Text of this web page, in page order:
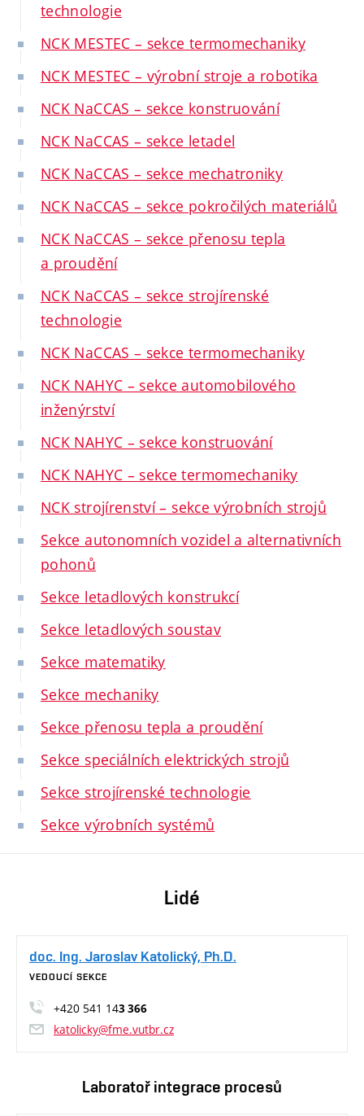
technologie
NCK MESTEC – sekce termomechaniky
NCK MESTEC – výrobní stroje a robotika
NCK NaCCAS – sekce konstruování
NCK NaCCAS – sekce letadel
NCK NaCCAS – sekce mechatroniky
NCK NaCCAS – sekce pokročilých materiálů
NCK NaCCAS – sekce přenosu tepla
a proudění
NCK NaCCAS – sekce strojírenské
technologie
NCK NaCCAS – sekce termomechaniky
NCK NAHYC – sekce automobilového
inženýrství
NCK NAHYC – sekce konstruování
NCK NAHYC – sekce termomechaniky
NCK strojírenství – sekce výrobních strojů
Sekce autonomních vozidel a alternativních
pohonů
Sekce letadlových konstrukcí
Sekce letadlových soustav
Sekce matematiky
Sekce mechaniky
Sekce přenosu tepla a proudění
Sekce speciálních elektrických strojů
Sekce strojírenské technologie
Sekce výrobních systémů
Lidé
doc. Ing. Jaroslav Katolický, Ph.D.
VEDOUCÍ SEKCE
+420 541 143 366
katolicky@fme.vutbr.cz
Laboratoř integrace procesů